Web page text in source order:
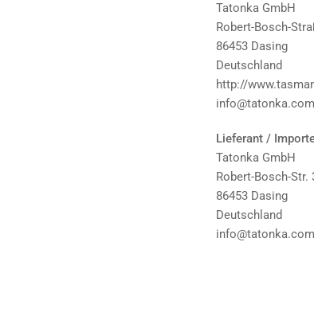
Tatonka GmbH
Robert-Bosch-
86453 Dasing
Deutschland
http://
info@tatonka.com
Lieferant /
Tatonka GmbH
Robert-Bosch-Str.
86453 Dasing
Deutschland
info@tatonka.com